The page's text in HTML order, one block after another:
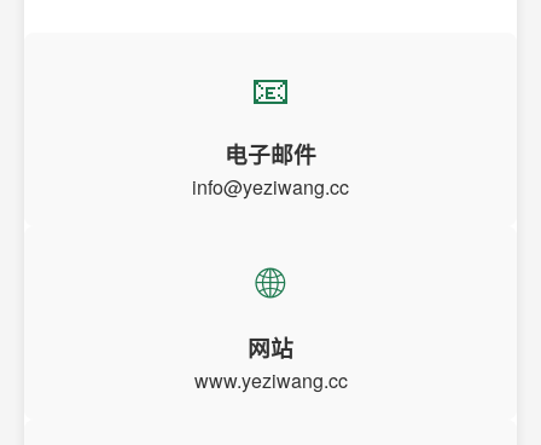
📧
电子邮件
info@yeziwang.cc
🌐
网站
www.yeziwang.cc